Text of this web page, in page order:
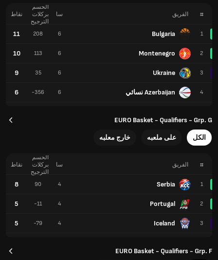
# الفريق
1
Bulgaria
2
Montenegro
3
Ukraine
4 Azerbaijan نسائي
سا
الحسم
بركلات
الترجيح
نقاط
6
208
11
6
113
10
6
35
9
6
-356
6
EURO Basket - Qualifiers - Grp. G
الكل على ملعبه خارج معلبه
# الفريق
1
Serbia
2
Portugal
3
Iceland
سا
الحسم
بركلات
الترجيح
نقاط
4
90
8
4
-11
5
4
-79
5
EURO Basket - Qualifiers - Grp. F